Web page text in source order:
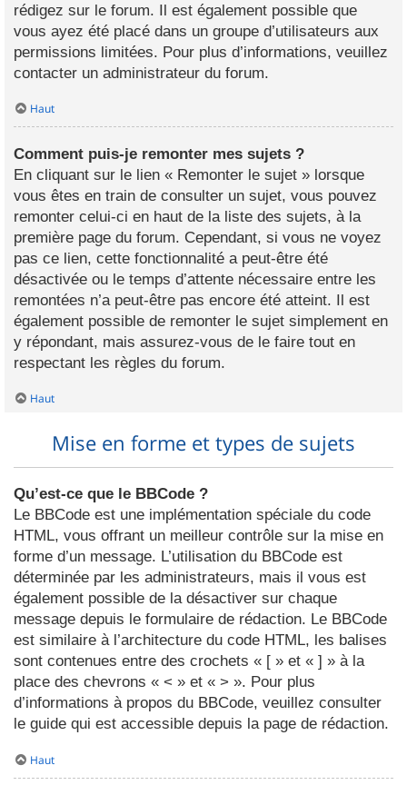
rédigez sur le forum. Il est également possible que
vous ayez été placé dans un groupe d’utilisateurs aux
permissions limitées. Pour plus d’informations, veuillez
contacter un administrateur du forum.
Haut
Comment puis-je remonter mes sujets ?
En cliquant sur le lien « Remonter le sujet » lorsque
vous êtes en train de consulter un sujet, vous pouvez
remonter celui-ci en haut de la liste des sujets, à la
première page du forum. Cependant, si vous ne voyez
pas ce lien, cette fonctionnalité a peut-être été
désactivée ou le temps d’attente nécessaire entre les
remontées n’a peut-être pas encore été atteint. Il est
également possible de remonter le sujet simplement en
y répondant, mais assurez-vous de le faire tout en
respectant les règles du forum.
Haut
Mise en forme et types de sujets
Qu’est-ce que le BBCode ?
Le BBCode est une implémentation spéciale du code
HTML, vous offrant un meilleur contrôle sur la mise en
forme d’un message. L’utilisation du BBCode est
déterminée par les administrateurs, mais il vous est
également possible de la désactiver sur chaque
message depuis le formulaire de rédaction. Le BBCode
est similaire à l’architecture du code HTML, les balises
sont contenues entre des crochets « [ » et « ] » à la
place des chevrons « < » et « > ». Pour plus
d’informations à propos du BBCode, veuillez consulter
le guide qui est accessible depuis la page de rédaction.
Haut